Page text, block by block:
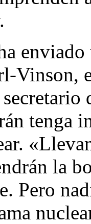
Vinson,
tenga
la
Pero